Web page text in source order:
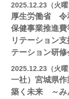
2025.12.23（火曜
厚生労働省 令
保健事業推進
リテーション
テーション研
2025.12.23（火曜
一社）宮城県
築く未来 ～み